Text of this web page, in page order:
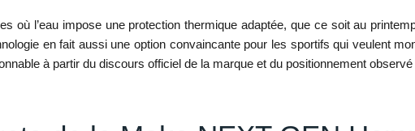
où l’eau impose une protection thermique adaptée, que ce soit au
en fait aussi une option convaincante pour les sportifs qui veulent
à partir du discours officiel de la marque et du positionnement